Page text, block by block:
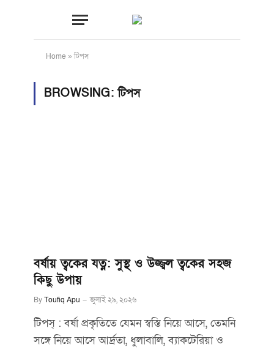
Home »টিপস
BROWSING:টিপস
বর্ষায় ত্বকের যত্ন: সুস্থ ও উজ্জ্বল ত্বকের সহজ
কিছু উপায়
ByToufiq Apu জুলাই ২৯, ২০২৬
টিপস্ : বর্ষা প্রকৃতিতে যেমন স্বস্তি নিয়ে আসে, তেমনি
সঙ্গে নিয়ে আসে আর্দ্রতা, ধুলাবালি, ব্যাকটেরিয়া ও